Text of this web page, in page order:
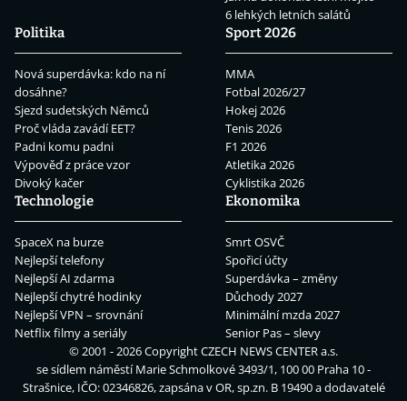
6 lehkých letních salátů
Politika
Nová superdávka: kdo na ní
dosáhne?
Sjezd sudetských Němců
Proč vláda zavádí EET?
Padni komu padni
Výpověď z práce vzor
Divoký kačer
Sport 2026
MMA
Fotbal 2026/27
Hokej 2026
Tenis 2026
F1 2026
Atletika 2026
Cyklistika 2026
Technologie
SpaceX na burze
Nejlepší telefony
Nejlepší AI zdarma
Nejlepší chytré hodinky
Nejlepší VPN – srovnání
Netflix filmy a seriály
Ekonomika
Smrt OSVČ
Spořicí účty
Superdávka – změny
Důchody 2027
Minimální mzda 2027
Senior Pas – slevy
© 2001 - 2026 CopyrightCZECH NEWS CENTER a.s.
se sídlem náměstí Marie Schmolkové 3493/1, 100 00 Praha 10 -
Strašnice, IČO: 02346826, zapsána v OR, sp.zn. B 19490 a dodavatelé